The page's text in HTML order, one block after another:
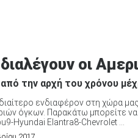
οι
την αρχή του χρόνου
ενδιαφέρον στη χώρα
όγκων. Παρακάτω μπορείτε
Hyundai Elantra8-Chevrolet ...